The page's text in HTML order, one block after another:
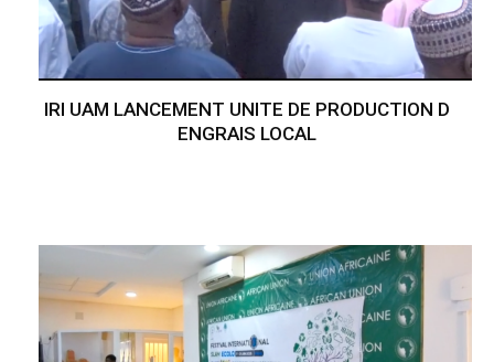
IRI UAM LANCEMENT UNITE DE PRODUCTION D
ENGRAIS LOCAL